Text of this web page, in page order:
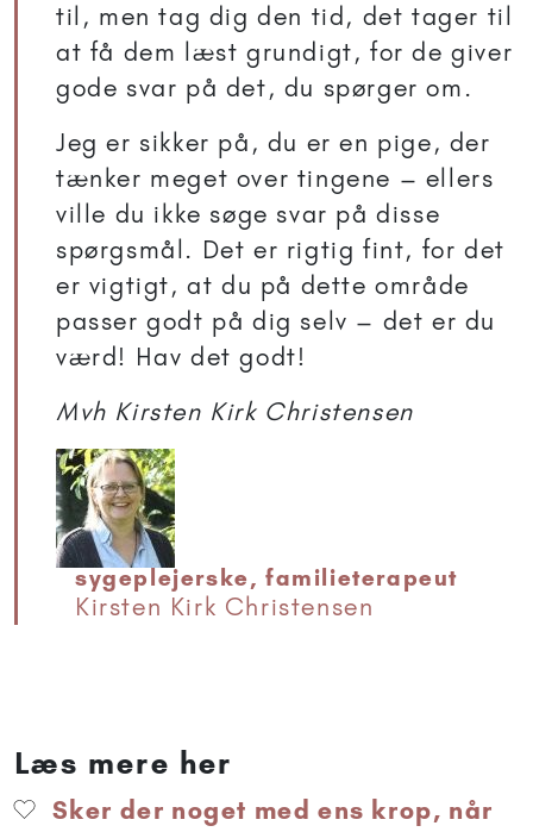
til, men tag dig den tid, det tager til
at få dem læst grundigt, for de giver
gode svar på det, du spørger om.
Jeg er sikker på, du er en pige, der
tænker meget over tingene – ellers
ville du ikke søge svar på disse
spørgsmål. Det er rigtig fint, for det
er vigtigt, at du på dette område
passer godt på dig selv – det er du
værd! Hav det godt!
Mvh Kirsten Kirk Christensen
sygeplejerske, familieterapeut
Kirsten Kirk Christensen
Læs mere her
Sker der noget med ens krop, når